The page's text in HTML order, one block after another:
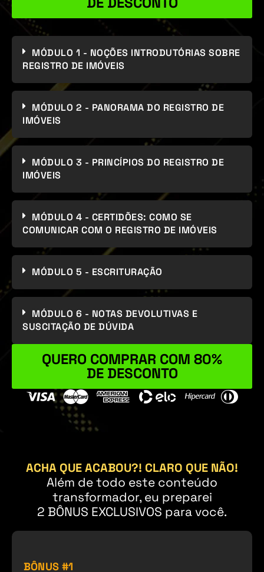
MÓDULO 1 - NOÇÕES INTRODUTÓRIAS SOBRE
REGISTRO DE IMÓVEIS
MÓDULO 2 - PANORAMA DO REGISTRO DE
IMÓVEIS
MÓDULO 3 - PRINCÍPIOS DO REGISTRO DE
IMÓVEIS
MÓDULO 4 - CERTIDÕES: COMO SE
COMUNICAR COM O REGISTRO DE IMÓVEIS
MÓDULO 5 - ESCRITURAÇÃO
MÓDULO 6 - NOTAS DEVOLUTIVAS E
SUSCITAÇÃO DE DÚVIDA
QUERO COMPRAR COM 80%
DE DESCONTO
ACHA QUE ACABOU?! CLARO QUE NÃO!
Além de todo este conteúdo
transformador, eu preparei
2 BÔNUS EXCLUSIVOS para você.
BÔNUS #1